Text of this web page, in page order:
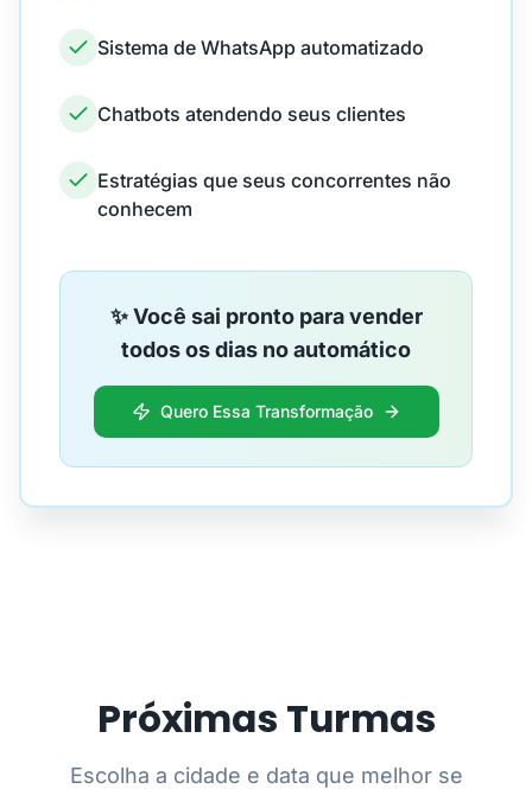
Sistema de WhatsApp automatizado
Chatbots atendendo seus clientes
Estratégias que seus concorrentes não
conhecem
✨ Você sai pronto para vender
todos os dias no automático
Quero Essa Transformação
Próximas Turmas
Escolha a cidade e data que melhor se